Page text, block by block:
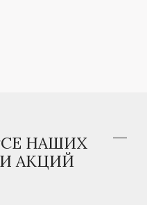
НАШИХ
АКЦИЙ